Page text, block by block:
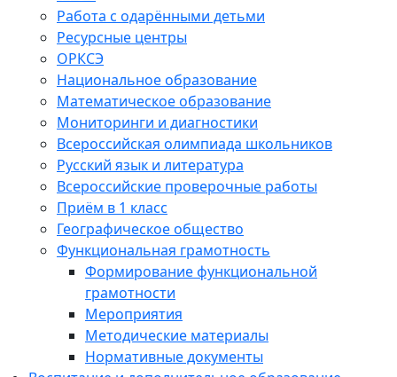
Работа с одарёнными детьми
Ресурсные центры
ОРКСЭ
Национальное образование
Математическое образование
Мониторинги и диагностики
Всероссийская олимпиада школьников
Русский язык и литература
Всероссийские проверочные работы
Приём в 1 класс
Географическое общество
Функциональная грамотность
Формирование функциональной
грамотности
Мероприятия
Методические материалы
Нормативные документы